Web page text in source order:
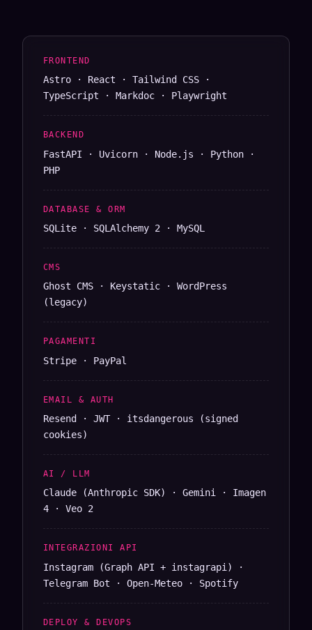
FRONTEND
Astro · React · Tailwind CSS ·
TypeScript · Markdoc · Playwright
BACKEND
FastAPI · Uvicorn · Node.js · Python ·
PHP
DATABASE & ORM
SQLite · SQLAlchemy 2 · MySQL
CMS
Ghost CMS · Keystatic · WordPress
(legacy)
PAGAMENTI
Stripe · PayPal
EMAIL & AUTH
Resend · JWT · itsdangerous (signed
cookies)
AI / LLM
Claude (Anthropic SDK) · Gemini · Imagen
4 · Veo 2
INTEGRAZIONI API
Instagram (Graph API + instagrapi) ·
Telegram Bot · Open-Meteo · Spotify
DEPLOY & DEVOPS